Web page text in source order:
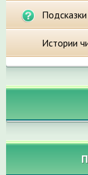
Истории